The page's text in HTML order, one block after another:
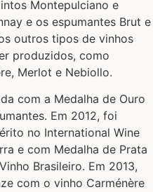
Montepulciano e
e os espumantes Brut e
outros tipos de vinhos
produzidos, como
Merlot e Nebiollo.
com a Medalha de Ouro
Em 2012, foi
no International Wine
e com Medalha de Prata
Brasileiro. Em 2013,
com o vinho Carménère